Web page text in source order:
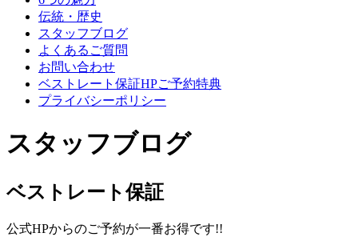
伝統・歴史
スタッフブログ
よくあるご質問
お問い合わせ
ベストレート保証HPご予約特典
プライバシーポリシー
スタッフブログ
ベストレート保証
公式HPからのご予約が一番お得です!!